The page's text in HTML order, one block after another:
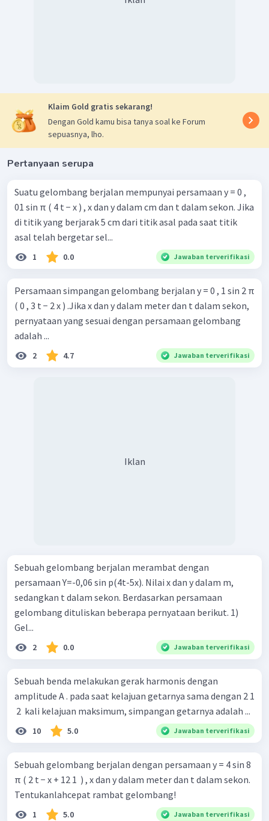
Klaim Gold gratis sekarang!
Dengan Gold kamu bisa tanya soal ke Forum
sepuasnya, lho.
Pertanyaan serupa
Suatu gelombang berjalan mempunyai persamaan y = 0 ,
01 sin π ( 4 t − x ) , x dan y dalam cm dan t dalam sekon. Jika
di titik yang berjarak 5 cm dari titik asal pada saat titik
asal telah bergetar sel...
1 0.0 Jawaban terverifikasi
Persamaan simpangan gelombang berjalan y = 0 , 1 sin 2 π
( 0 , 3 t − 2 x ) .Jika x dan y dalam meter dan t dalam sekon,
pernyataan yang sesuai dengan persamaan gelombang
adalah ...
2 4.7 Jawaban terverifikasi
Iklan
Sebuah gelombang berjalan merambat dengan
persamaan Y=-0,06 sin p(4t-5x). Nilai x dan y dalam m,
sedangkan t dalam sekon. Berdasarkan persamaan
gelombang dituliskan beberapa pernyataan berikut. 1)
Gel...
2 0.0 Jawaban terverifikasi
Sebuah benda melakukan gerak harmonis dengan
amplitude A . pada saat kelajuan getarnya sama dengan 2 1
​ 2 ​ kali kelajuan maksimum, simpangan getarnya adalah ...
10 5.0 Jawaban terverifikasi
Sebuah gelombang berjalan dengan persamaan y = 4 sin 8
π ( 2 t − x + 12 1 ​ ) , x dan y dalam meter dan t dalam sekon.
Tentukanlahcepat rambat gelombang!
1 5.0 Jawaban terverifikasi